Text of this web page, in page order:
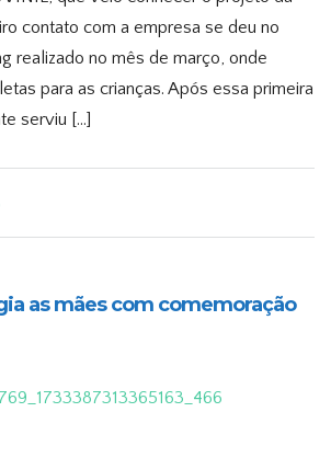
contato com a empresa se deu no
realizado no mês de março, onde
para as crianças. Após essa primeira
serviu […]
as mães com comemoração